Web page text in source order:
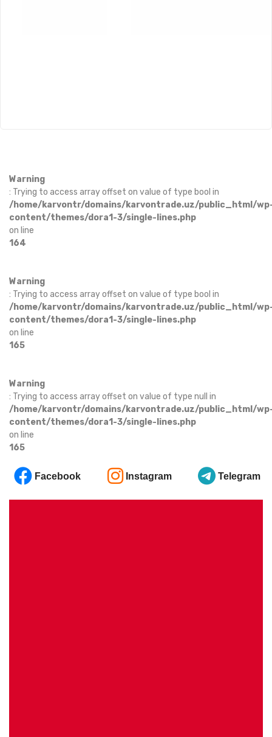
Warning
: Trying to access array offset on value of type bool in
/home/karvontr/domains/karvontrade.uz/public_html/
content/themes/dora1-3/single-lines.php
on line
164
Warning
: Trying to access array offset on value of type bool in
/home/karvontr/domains/karvontrade.uz/public_html/
content/themes/dora1-3/single-lines.php
on line
165
Warning
: Trying to access array offset on value of type null in
/home/karvontr/domains/karvontrade.uz/public_html/
content/themes/dora1-3/single-lines.php
on line
165
Facebook Instagram Telegram